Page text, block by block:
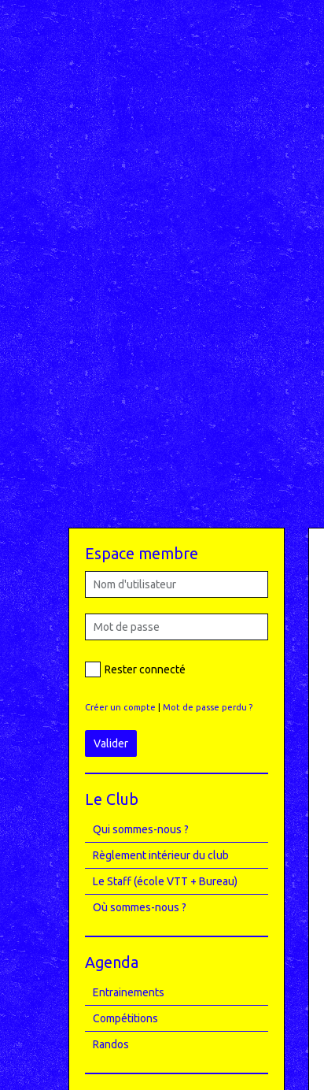
Espace membre
Rester connecté
Créer un compte Mot de passe perdu ?
Valider
Le Club
Qui sommes-nous ?
Règlement intérieur du club
Le Staff (école VTT + Bureau)
Où sommes-nous ?
Agenda
Entrainements
Compétitions
Randos